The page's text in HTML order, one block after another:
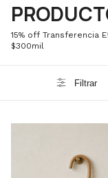
15% off Transferencia
$300mil
Filtrar